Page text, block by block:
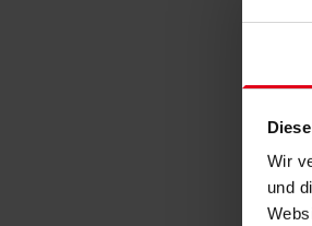
Wir
und